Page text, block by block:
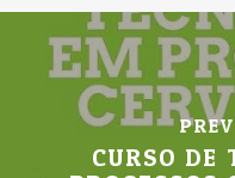
CURSO DE